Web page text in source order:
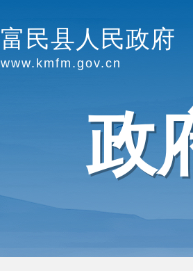
富民县人民政府
www.kmfm.gov.cn
政